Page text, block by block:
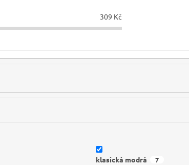
309 Kč
klasická modrá 7